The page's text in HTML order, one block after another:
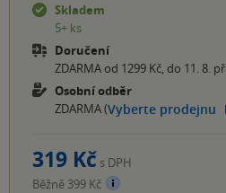
Skladem
5+ ks
Doručení
ZDARMA od 1299 Kč, do 11. 8.
Osobní odběr
ZDARMA (Vyberte prodejnu
319 Kč s DPH
Běžně 399 Kč